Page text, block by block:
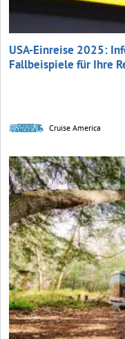
USA-Einreise 2025:
Fallbeispiele für Ihre
Cruise America